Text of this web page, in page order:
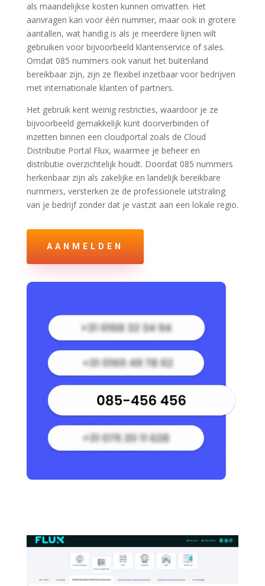
als maandelijkse kosten kunnen omvatten. Het
aanvragen kan voor één nummer, maar ook in grotere
aantallen, wat handig is als je meerdere lijnen wilt
gebruiken voor bijvoorbeeld klantenservice of sales.
Omdat 085 nummers ook vanuit het buitenland
bereikbaar zijn, zijn ze flexibel inzetbaar voor bedrijven
met internationale klanten of partners.
Het gebruik kent weinig restricties, waardoor je ze
bijvoorbeeld gemakkelijk kunt doorverbinden of
inzetten binnen een cloudportal zoals de Cloud
Distributie Portal Flux, waarmee je beheer en
distributie overzichtelijk houdt. Doordat 085 nummers
herkenbaar zijn als zakelijke en landelijk bereikbare
nummers, versterken ze de professionele uitstraling
van je bedrijf zonder dat je vastzit aan een lokale regio.
AANMELDEN